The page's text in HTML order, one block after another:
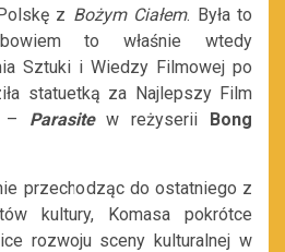
z Bożym Ciałem. Była to
to właśnie wtedy
Sztuki i Wiedzy Filmowej po
statuetką za Najlepszy Film
– Parasitew reżyserii Bong
przechodząc do ostatniego z
kultury, Komasa pokrótce
rozwoju sceny kulturalnej w